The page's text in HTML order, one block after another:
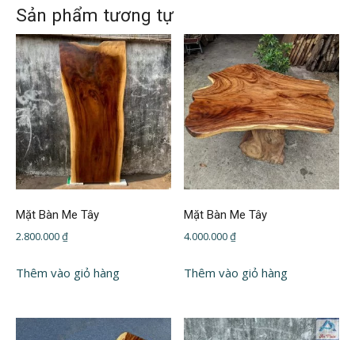
Sản phẩm tương tự
Mặt Bàn Me Tây
2.800.000₫
Thêm vào giỏ hàng
Mặt Bàn Me Tây
4.000.000₫
Thêm vào giỏ hàng